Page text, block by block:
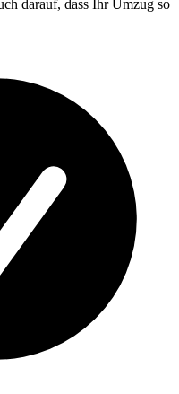
darauf, dass Ihr Umzug so